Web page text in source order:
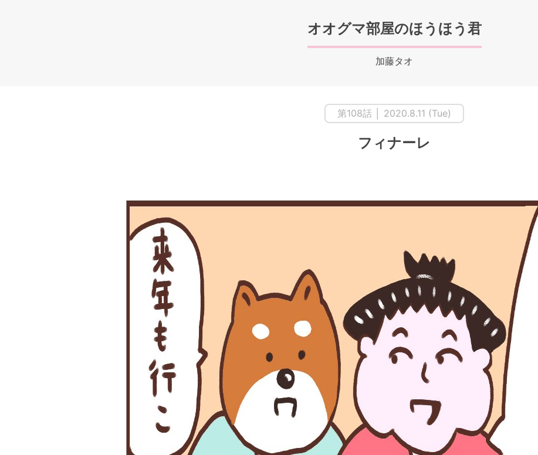
オオグマ部屋のほうほう君
加藤タオ
第108話 │ 2020.8.11 (Tue)
フィナーレ